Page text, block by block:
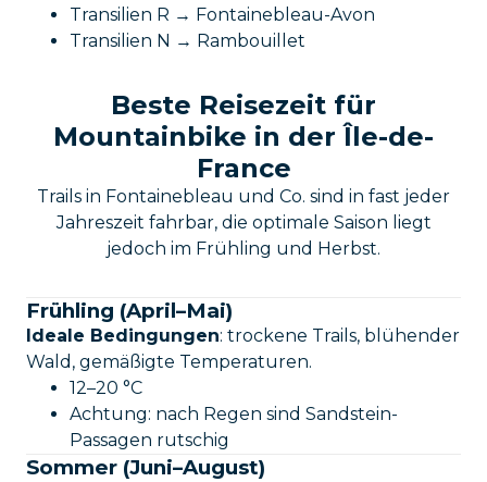
Transilien R → Fontainebleau-Avon
Transilien N → Rambouillet
Beste Reisezeit für
Mountainbike in der Île-de-
France
Trails in Fontainebleau und Co. sind in fast jeder
Jahreszeit fahrbar, die optimale Saison liegt
jedoch im Frühling und Herbst.
Frühling (April–Mai)
Ideale Bedingungen: trockene Trails, blühender
Wald, gemäßigte Temperaturen.
12–20 °C
Achtung: nach Regen sind Sandstein-
Passagen rutschig
Sommer (Juni–August)